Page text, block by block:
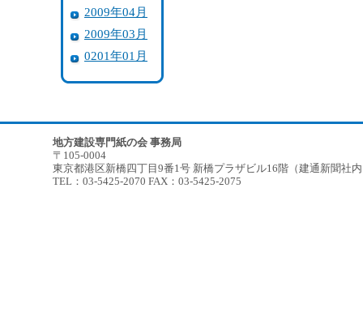
2009年04月
2009年03月
0201年01月
地方建設専門紙の会 事務局
〒105-0004
東京都港区新橋四丁目9番1号 新橋プラザビル16階（建通新聞社
TEL：03-5425-2070 FAX：03-5425-2075